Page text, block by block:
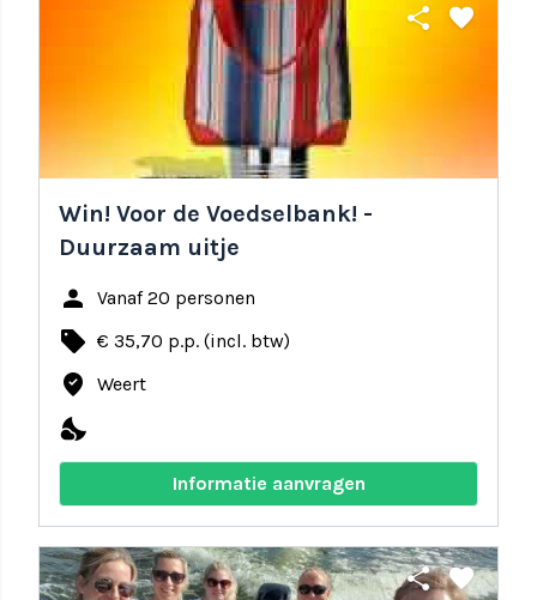
share favorite
Win! Voor de Voedselbank! -
Duurzaam uitje
person Vanaf 20 personen
local_offer € 35,70 p.p. (incl. btw)
where_to_vote Weert
nights_stay
Informatie aanvragen
share favorite